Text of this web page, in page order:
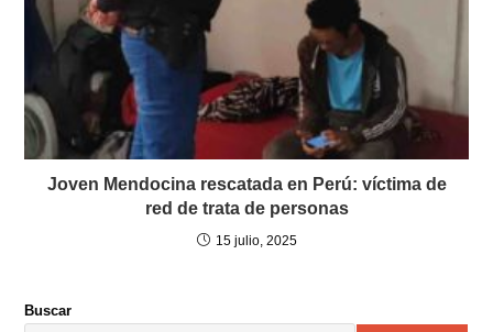
Joven Mendocina rescatada en Perú: víctima de
red de trata de personas
15 julio, 2025
Buscar